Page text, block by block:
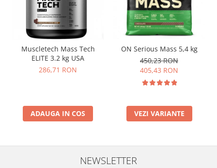
Muscletech Mass Tech
ELITE 3.2 kg USA
286,71 RON
ADAUGA IN COS
ON Serious Mass 5,4 kg
450,23 RON
405,43 RON
VEZI VARIANTE
NEWSLETTER